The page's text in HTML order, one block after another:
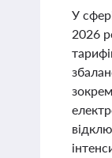
У
2026